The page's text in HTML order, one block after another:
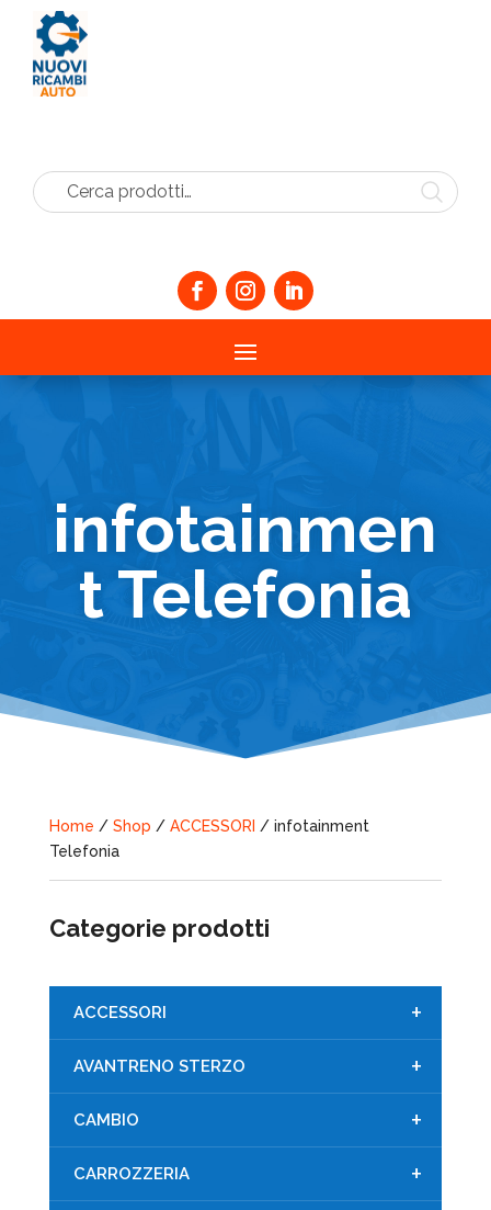
Cerca prodotti…
infotainmen
t Telefonia
Home / Shop / ACCESSORI / infotainment
Telefonia
Categorie prodotti
+
ACCESSORI
+
AVANTRENO STERZO
+
CAMBIO
+
CARROZZERIA